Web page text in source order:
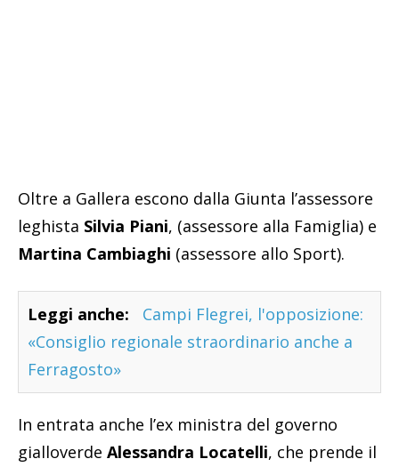
Oltre a Gallera escono dalla Giunta l’assessore
leghista Silvia Piani, (assessore alla Famiglia) e
Martina Cambiaghi (assessore allo Sport).
Leggi anche:
Campi Flegrei, l'opposizione:
«Consiglio regionale straordinario anche a
Ferragosto»
In entrata anche l’ex ministra del governo
gialloverde Alessandra Locatelli, che prende il